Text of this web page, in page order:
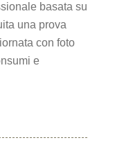
basata su
una prova
con foto
e